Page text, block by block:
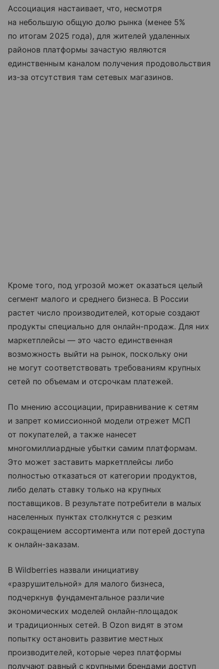
Ассоциация настаивает, что, несмотря
на небольшую общую долю рынка (менее 5%
по итогам 2025 года), для жителей удаленных
районов платформы зачастую являются
единственным каналом получения продовольствия
из-за отсутствия там сетевых магазинов.
Кроме того, под угрозой может оказаться целый
сегмент малого и среднего бизнеса. В России
растет число производителей, которые создают
продукты специально для онлайн-продаж. Для них
маркетплейсы — это часто единственная
возможность выйти на рынок, поскольку они
не могут соответствовать требованиям крупных
сетей по объемам и отсрочкам платежей.
По мнению ассоциации, приравнивание к сетям
и запрет комиссионной модели отрежет МСП
от покупателей, а также нанесет
многомиллиардные убытки самим платформам.
Это может заставить маркетплейсы либо
полностью отказаться от категории продуктов,
либо делать ставку только на крупных
поставщиков. В результате потребители в малых
населенных пунктах столкнутся с резким
сокращением ассортимента или потерей доступа
к онлайн-заказам.
В Wildberries назвали инициативу
«разрушительной» для малого бизнеса,
подчеркнув фундаментальное различие
экономических моделей онлайн-площадок
и традиционных сетей. В Ozon видят в этом
попытку остановить развитие местных
производителей, которые через платформы
получают равный с крупными брендами доступ